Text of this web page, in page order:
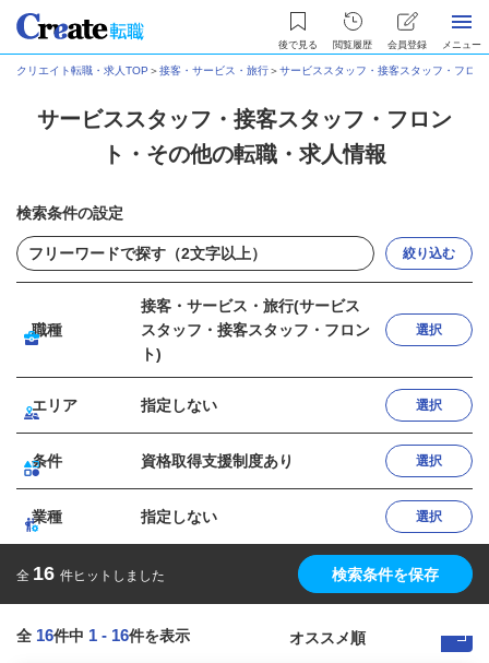
後で見る 閲覧履歴 会員登録 メニュー
クリエイト転職・求人TOP ＞接客・サービス・旅行＞サービススタッフ・接客スタッフ・フロン
サービススタッフ・接客スタッフ・フロン
ト・その他の転職・求人情報
検索条件の設定
絞り込む
職種
接客・サービス・旅行(サービス
スタッフ・接客スタッフ・フロン
ト)
選択
エリア 指定しない 選択
条件 資格取得支援制度あり 選択
業種 指定しない 選択
全 16 件ヒットしました 検索条件を保存
全 16件中 1 - 16件を表示